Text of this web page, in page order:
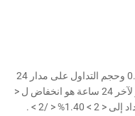
سعر اليوم لـ Arbitrum ( ARB ) هو $0.07996 وحجم التداول على مدار 24
ساعة هو $26924490 . يوضح هذا أن السعر لآخر 24 ساعة هو انخفاض ل <
1 > -0.70% < /1 > والسعر لآخر 7 أيام هو يزداد إلى < 2 > 1.40% < /2 > .